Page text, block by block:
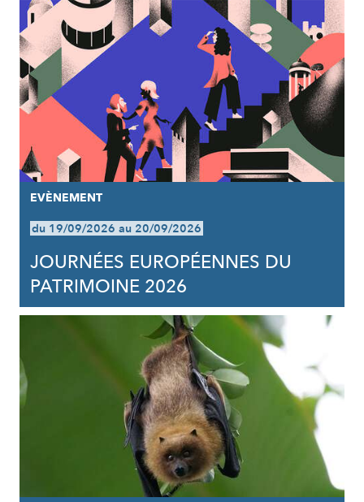
EVÈNEMENT
du 19/09/2026 au 20/09/2026
JOURNÉES EUROPÉENNES DU
PATRIMOINE 2026